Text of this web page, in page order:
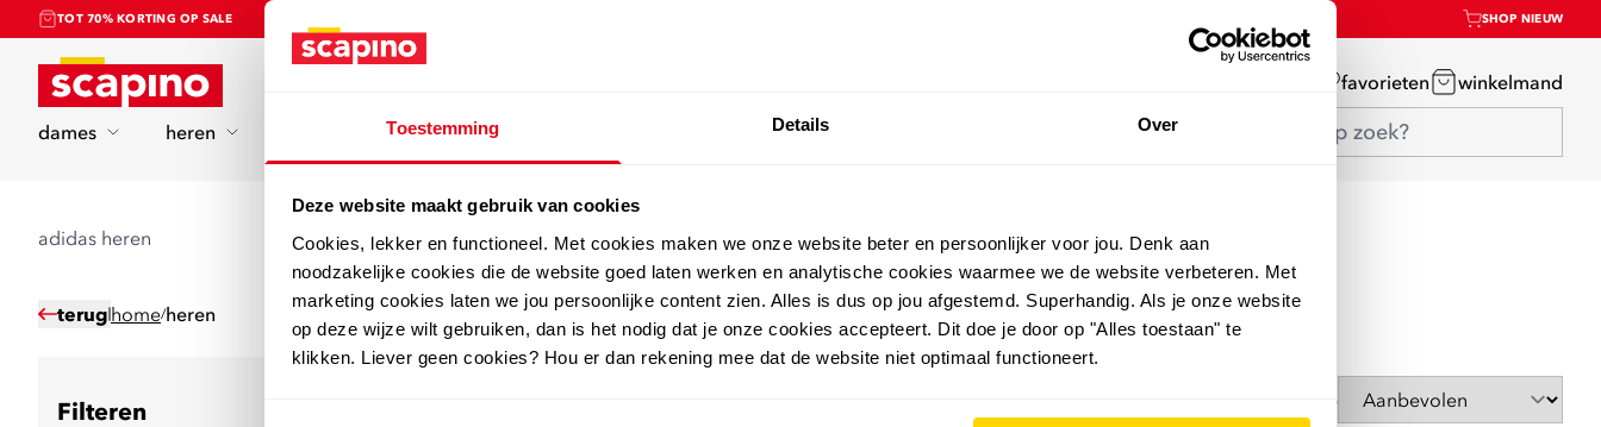
Toestemming Details Over
Deze website maakt gebruik van cookies
Cookies, lekker en functioneel. Met cookies maken we onze website beter en persoonlijker voor jou. Denk aan
noodzakelijke cookies die de website goed laten werken en analytische cookies waarmee we de website verbeteren. Met
marketing cookies laten we jou persoonlijke content zien. Alles is dus op jou afgestemd. Superhandig. Als je onze website
op deze wijze wilt gebruiken, dan is het nodig dat je onze cookies accepteert. Dit doe je door op "Alles toestaan" te
klikken. Liever geen cookies? Hou er dan rekening mee dat de website niet optimaal functioneert.
TOT 70% KORTING OP SALE SHOP NIEUW
Home favorieten winkelmand
dames heren sport merken
adidas heren
terug home/heren
Filteren Sorteer op